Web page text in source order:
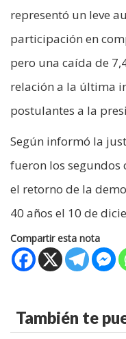
representó un leve
participación en
pero una caída de
relación a la última
postulantes a la
Según informó la
fueron los segundos
el retorno de la
40 años el 10 de
Compartir esta nota
También te